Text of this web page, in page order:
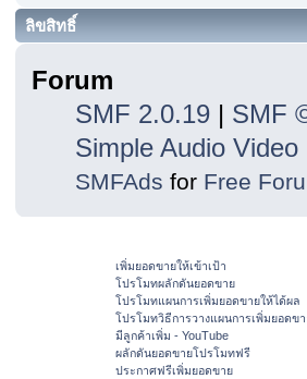
ลิขสิทธิ์
Forum
SMF 2.0.19| SMF
Simple Audio
SMFAds for Free
เพิ่มยอดขายให้เข้าเป้า
โปรโมทผลักดันยอดขาย
โปรโมทแผนการเพิ่มยอดขายให้ได้ผล
โปรโมทวิธีการวางแผนการเพิ่มยอดข
มีลูกค้าเพิ่ม - YouTube
ผลักดันยอดขายโปรโมทฟรี
ประกาศฟรีเพิ่มยอดขาย